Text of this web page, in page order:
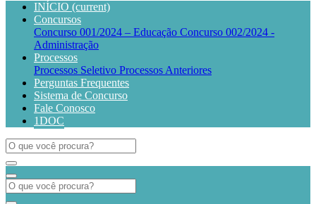
INÍCIO (current)
Concursos
Concurso 001/2024 – Educação Concurso 002/2024 -
Administração
Processos
Processos Seletivo Processos Anteriores
Perguntas Frequentes
Sistema de Concurso
Fale Conosco
1DOC